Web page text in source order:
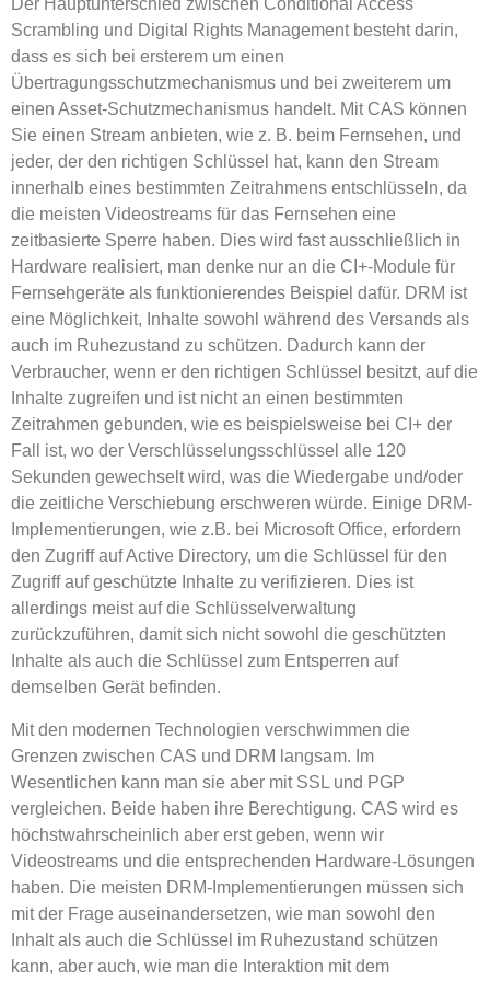
Der Hauptunterschied zwischen Conditional Access
Scrambling und Digital Rights Management besteht darin,
dass es sich bei ersterem um einen
Übertragungsschutzmechanismus und bei zweiterem um
einen Asset-Schutzmechanismus handelt. Mit CAS können
Sie einen Stream anbieten, wie z. B. beim Fernsehen, und
jeder, der den richtigen Schlüssel hat, kann den Stream
innerhalb eines bestimmten Zeitrahmens entschlüsseln, da
die meisten Videostreams für das Fernsehen eine
zeitbasierte Sperre haben. Dies wird fast ausschließlich in
Hardware realisiert, man denke nur an die CI+-Module für
Fernsehgeräte als funktionierendes Beispiel dafür. DRM ist
eine Möglichkeit, Inhalte sowohl während des Versands als
auch im Ruhezustand zu schützen. Dadurch kann der
Verbraucher, wenn er den richtigen Schlüssel besitzt, auf die
Inhalte zugreifen und ist nicht an einen bestimmten
Zeitrahmen gebunden, wie es beispielsweise bei CI+ der
Fall ist, wo der Verschlüsselungsschlüssel alle 120
Sekunden gewechselt wird, was die Wiedergabe und/oder
die zeitliche Verschiebung erschweren würde. Einige DRM-
Implementierungen, wie z.B. bei Microsoft Office, erfordern
den Zugriff auf Active Directory, um die Schlüssel für den
Zugriff auf geschützte Inhalte zu verifizieren. Dies ist
allerdings meist auf die Schlüsselverwaltung
zurückzuführen, damit sich nicht sowohl die geschützten
Inhalte als auch die Schlüssel zum Entsperren auf
demselben Gerät befinden.
Mit den modernen Technologien verschwimmen die
Grenzen zwischen CAS und DRM langsam. Im
Wesentlichen kann man sie aber mit SSL und PGP
vergleichen. Beide haben ihre Berechtigung. CAS wird es
höchstwahrscheinlich aber erst geben, wenn wir
Videostreams und die entsprechenden Hardware-Lösungen
haben. Die meisten DRM-Implementierungen müssen sich
mit der Frage auseinandersetzen, wie man sowohl den
Inhalt als auch die Schlüssel im Ruhezustand schützen
kann, aber auch, wie man die Interaktion mit dem